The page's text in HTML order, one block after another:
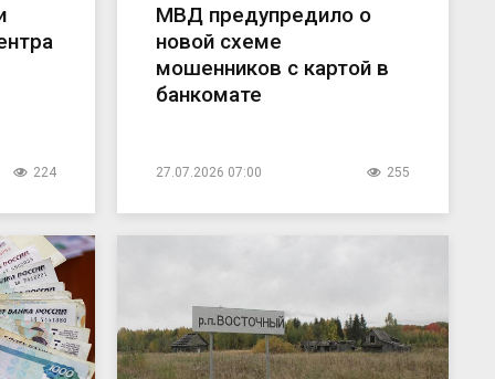
224
МВД предупредило о
новой схеме
мошенников с картой в
банкомате
27.07.2026 07:00 255